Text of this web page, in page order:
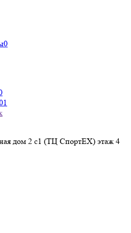
0
дом 2 с1 (ТЦ СпортEX) этаж 4